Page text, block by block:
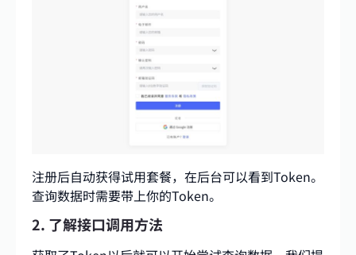
注册后自动获得试用套餐，在后台可以看到Token。
查询数据时需要带上你的Token。
2. 了解接口调用方法